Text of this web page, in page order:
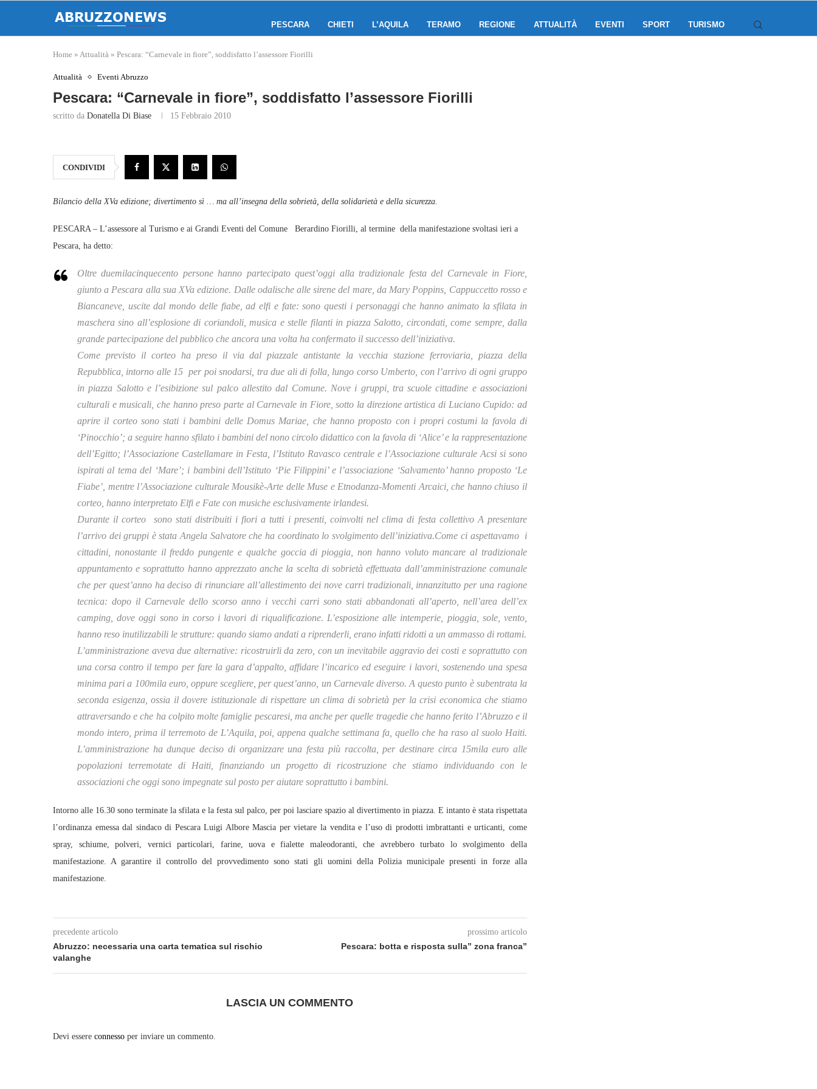
PESCARA CHIETI L’AQUILA TERAMO REGIONE ATTUALITÀ EVENTI SPORT TURISMO
Home » Attualità » Pescara: “Carnevale in fiore”, soddisfatto l’assessore Fiorilli
Attualità Eventi Abruzzo
Pescara: “Carnevale in fiore”, soddisfatto l’assessore Fiorilli
scritto da Donatella Di Biase 15 Febbraio 2010
CONDIVIDI
Bilancio della XVa edizione; divertimento sì … ma all’insegna della sobrietà, della solidarietà e della sicurezza.
PESCARA – L’assessore al Turismo e ai Grandi Eventi del Comune Berardino Fiorilli, al termine della manifestazione svoltasi ieri a
Pescara, ha detto:
Oltre duemilacinquecento persone hanno partecipato quest’oggi alla tradizionale festa del Carnevale in Fiore,
giunto a Pescara alla sua XVa edizione. Dalle odalische alle sirene del mare, da Mary Poppins, Cappuccetto rosso e
Biancaneve, uscite dal mondo delle fiabe, ad elfi e fate: sono questi i personaggi che hanno animato la sfilata in
maschera sino all’esplosione di coriandoli, musica e stelle filanti in piazza Salotto, circondati, come sempre, dalla
grande partecipazione del pubblico che ancora una volta ha confermato il successo dell’iniziativa.
Come previsto il corteo ha preso il via dal piazzale antistante la vecchia stazione ferroviaria, piazza della
Repubblica, intorno alle 15 per poi snodarsi, tra due ali di folla, lungo corso Umberto, con l’arrivo di ogni gruppo
in piazza Salotto e l’esibizione sul palco allestito dal Comune. Nove i gruppi, tra scuole cittadine e associazioni
culturali e musicali, che hanno preso parte al Carnevale in Fiore, sotto la direzione artistica di Luciano Cupido: ad
aprire il corteo sono stati i bambini delle Domus Mariae, che hanno proposto con i propri costumi la favola di
‘Pinocchio’; a seguire hanno sfilato i bambini del nono circolo didattico con la favola di ‘Alice’ e la rappresentazione
dell’Egitto; l’Associazione Castellamare in Festa, l’Istituto Ravasco centrale e l’Associazione culturale Acsi si sono
ispirati al tema del ‘Mare’; i bambini dell’Istituto ‘Pie Filippini’ e l’associazione ‘Salvamento’ hanno proposto ‘Le
Fiabe’, mentre l’Associazione culturale Mousikè-Arte delle Muse e Etnodanza-Momenti Arcaici, che hanno chiuso il
corteo, hanno interpretato Elfi e Fate con musiche esclusivamente irlandesi.
Durante il corteo sono stati distribuiti i fiori a tutti i presenti, coinvolti nel clima di festa collettivo A presentare
l’arrivo dei gruppi è stata Angela Salvatore che ha coordinato lo svolgimento dell’iniziativa.Come ci aspettavamo i
cittadini, nonostante il freddo pungente e qualche goccia di pioggia, non hanno voluto mancare al tradizionale
appuntamento e soprattutto hanno apprezzato anche la scelta di sobrietà effettuata dall’amministrazione comunale
che per quest’anno ha deciso di rinunciare all’allestimento dei nove carri tradizionali, innanzitutto per una ragione
tecnica: dopo il Carnevale dello scorso anno i vecchi carri sono stati abbandonati all’aperto, nell’area dell’ex
camping, dove oggi sono in corso i lavori di riqualificazione. L’esposizione alle intemperie, pioggia, sole, vento,
hanno reso inutilizzabili le strutture: quando siamo andati a riprenderli, erano infatti ridotti a un ammasso di rottami.
L’amministrazione aveva due alternative: ricostruirli da zero, con un inevitabile aggravio dei costi e soprattutto con
una corsa contro il tempo per fare la gara d’appalto, affidare l’incarico ed eseguire i lavori, sostenendo una spesa
minima pari a 100mila euro, oppure scegliere, per quest’anno, un Carnevale diverso. A questo punto è subentrata la
seconda esigenza, ossia il dovere istituzionale di rispettare un clima di sobrietà per la crisi economica che stiamo
attraversando e che ha colpito molte famiglie pescaresi, ma anche per quelle tragedie che hanno ferito l’Abruzzo e il
mondo intero, prima il terremoto de L’Aquila, poi, appena qualche settimana fa, quello che ha raso al suolo Haiti.
L’amministrazione ha dunque deciso di organizzare una festa più raccolta, per destinare circa 15mila euro alle
popolazioni terremotate di Haiti, finanziando un progetto di ricostruzione che stiamo individuando con le
associazioni che oggi sono impegnate sul posto per aiutare soprattutto i bambini.
Intorno alle 16.30 sono terminate la sfilata e la festa sul palco, per poi lasciare spazio al divertimento in piazza. E intanto è stata rispettata
l’ordinanza emessa dal sindaco di Pescara Luigi Albore Mascia per vietare la vendita e l’uso di prodotti imbrattanti e urticanti, come
spray, schiume, polveri, vernici particolari, farine, uova e fialette maleodoranti, che avrebbero turbato lo svolgimento della
manifestazione. A garantire il controllo del provvedimento sono stati gli uomini della Polizia municipale presenti in forze alla
manifestazione.
precedente articolo
Abruzzo: necessaria una carta tematica sul rischio
valanghe
prossimo articolo
Pescara: botta e risposta sulla” zona franca”
LASCIA UN COMMENTO
Devi essere connesso per inviare un commento.